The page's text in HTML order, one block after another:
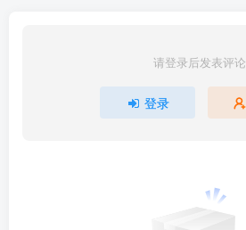
请登录后发表评论
登录